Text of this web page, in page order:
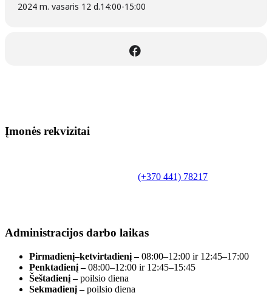
2024 m. vasaris 12 d.14:00-15:00
Įmonės rekvizitai
(+370 441) 78217
Administracijos darbo laikas
Pirmadienį–ketvirtadienį –08:00–12:00 ir 12:45–17:00
Penktadienį –08:00–12:00 ir 12:45–15:45
Šeštadienį –poilsio diena
Sekmadienį –poilsio diena